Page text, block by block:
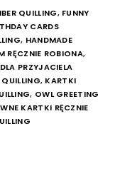
QUILLING, FUNNY
CARDS
, HANDMADE
RĘCZNIE ROBIONA,
PRZYJACIELA
, KARTKI
, OWL GREETING
KARTKI RĘCZNIE